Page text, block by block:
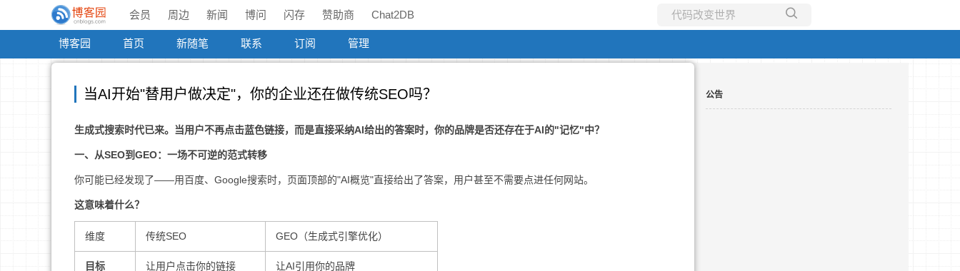
会员 周边 新闻 博问 闪存 赞助商 Chat2DB
博客园 首页 新随笔 联系 订阅 管理
当AI开始"替用户做决定"，你的企业还在做传统SEO吗？
生成式搜索时代已来。当用户不再点击蓝色链接，而是直接采纳AI给出的答案时，你的品牌是否还存在于AI的"记忆"中？
一、从SEO到GEO：一场不可逆的范式转移
你可能已经发现了——用百度、Google搜索时，页面顶部的"AI概览"直接给出了答案，用户甚至不需要点进任何网站。
这意味着什么？
维度 传统SEO GEO（生成式引擎优化）
目标 让用户点击你的链接 让AI引用你的品牌
公告